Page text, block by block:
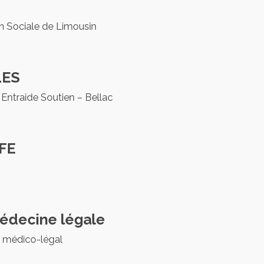
Sociale de Limousin
Soutien – Bellac
légale
médico-légal